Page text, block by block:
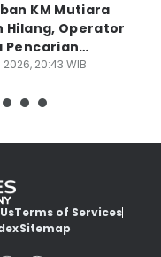
KM Mutiara
Hilang, Operator
Pencarian
20:43 WIB
Terms of Services
Sitemap